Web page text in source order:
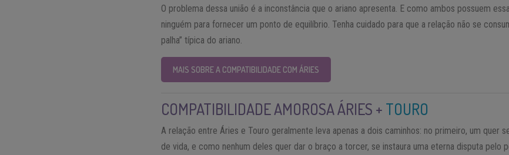
O problema dessa união é a inconstância que o ariano apresenta. E como ambos possuem
ninguém para fornecer um ponto de equilíbrio. Tenha cuidado para que a relação não se
palha” típica do ariano.
MAIS SOBRE A COMPATIBILIDADE COM ÁRIES
COMPATIBILIDADE AMOROSA ÁRIES + TOURO
A relação entre Áries e Touro geralmente leva apenas a dois caminhos: no primeiro, um quer
de vida, e como nenhum deles quer dar o braço a torcer, se instaura uma eterna disputa pelo